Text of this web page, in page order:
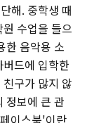
해. 중학생 때
수업을 들으
한 음악용 소
드에 입학한
구가 많지 않
정보에 큰 관
이스북'이란